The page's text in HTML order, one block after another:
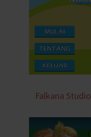
Falkana Studio